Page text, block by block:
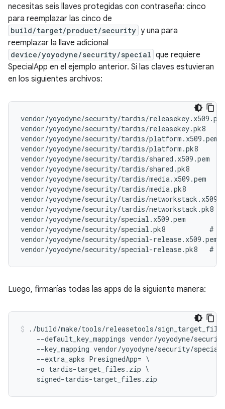
necesitas seis llaves protegidas con contraseña: cinco
para reemplazar las cinco de
build/target/product/security y una para
reemplazar la llave adicional
device/yoyodyne/security/special que requiere
SpecialApp en el ejemplo anterior. Si las claves estuvieran
en los siguientes archivos:
vendor/yoyodyne/security/tardis/
vendor/yoyodyne/security/tardis/releasekey.pk8
vendor/yoyodyne/security/tardis/platform.x509.pem
vendor/yoyodyne/security/tardis/platform.pk8
vendor/yoyodyne/security/tardis/shared.x509.pem
vendor/yoyodyne/security/tardis/shared.pk8
vendor/yoyodyne/security/tardis/media.x509.pem
vendor/yoyodyne/security/tardis/media.pk8
vendor/yoyodyne/security/tardis/
vendor/yoyodyne/security/tardis/networkstack.pk8
vendor/yoyodyne/security/special.x509.pem
vendor/yoyodyne/security/special.pk8           #
vendor/yoyodyne/security/special-release.x509.pem
Luego, firmarías todas las apps de la siguiente manera:
./build/make/tools/releasetools/
--default_key_mappings vendor/yoyodyne/
--key_mapping vendor/yoyodyne/security/
    --extra_apks PresignedApp= \
    -o tardis-target_files.zip \
    signed-tardis-target_files.zip